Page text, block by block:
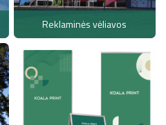
Reklaminės vėliavos